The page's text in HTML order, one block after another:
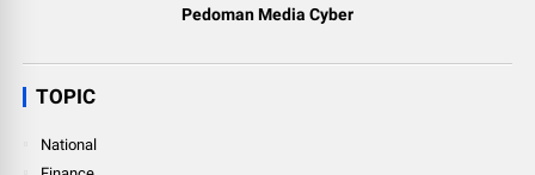
Pedoman Media Cyber
TOPIC
National